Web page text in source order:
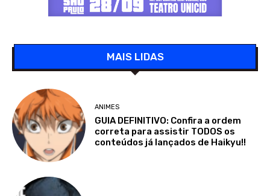
MAIS LIDAS
ANIMES
GUIA DEFINITIVO: Confira a ordem
correta para assistir TODOS os
conteúdos já lançados de Haikyu!!